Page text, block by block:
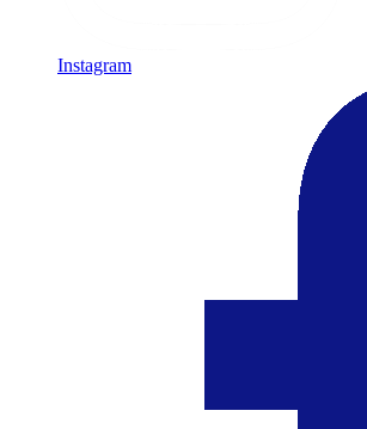
Instagram